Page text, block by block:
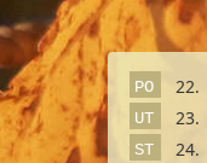
PO 22.
UT 23.
ST 24.